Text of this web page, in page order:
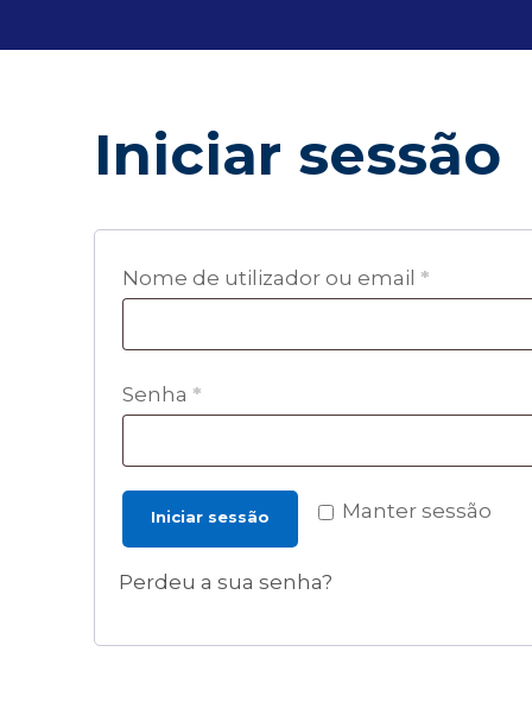
Iniciar sessão
Nome de utilizador ou email *
r
t
i
Senha *
r
i
g
a
Manter sessão
Iniciar sessão
Perdeu a sua senha?